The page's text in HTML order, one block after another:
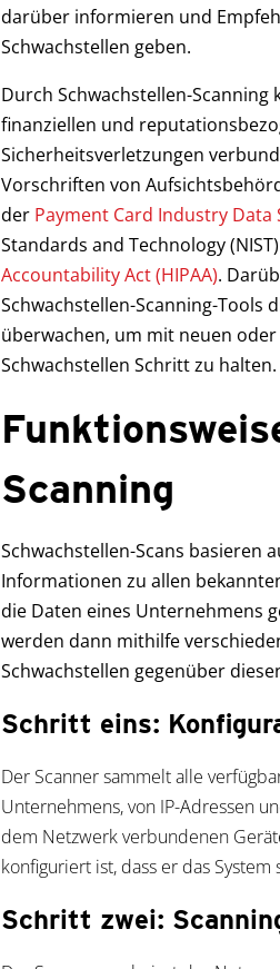
darüber informieren und
Schwachstellen geben.
Durch Schwachstellen-
finanziellen und
Sicherheitsverletzungen
Vorschriften von
der Payment Card Industry Data
Standards and Technology
Accountability Act (HIPAA).
Schwachstellen-Scanning-Tools
überwachen, um mit neuen
Schwachstellen Schritt zu halten.
Scanning
Schwachstellen-Scans basieren
Informationen zu allen
die Daten eines Unternehmens
werden dann mithilfe
Schwachstellen gegenüber
Schritt eins:
Der Scanner sammelt alle
Unternehmens, von IP-Adressen
dem Netzwerk verbundenen
konfiguriert ist, dass er das System
Schritt zwei: